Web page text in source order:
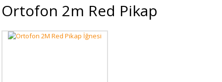
Ortofon 2m Red Pikap